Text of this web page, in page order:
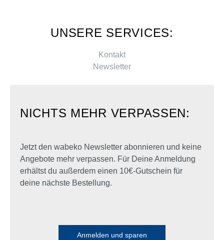
UNSERE SERVICES:
Kontakt
Newsletter
NICHTS MEHR VERPASSEN:
Jetzt den wabeko Newsletter abonnieren und keine
Angebote mehr verpassen. Für Deine Anmeldung
erhältst du außerdem einen 10€-Gutschein für
deine nächste Bestellung.
Anmelden und sparen